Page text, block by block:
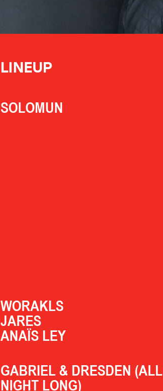
LINEUP
SOLOMUN
WORAKLS
JARES
ANAÏS LEY
GABRIEL & DRESDEN (ALL
NIGHT LONG)